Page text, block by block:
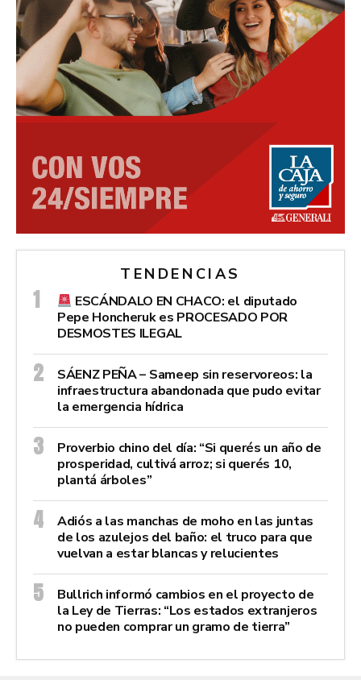
TENDENCIAS
ESCÁNDALO EN CHACO: el diputado
Pepe Honcheruk es PROCESADO POR
DESMOSTES ILEGAL
SÁENZ PEÑA – Sameep sin reservoreos: la
infraestructura abandonada que pudo evitar
la emergencia hídrica
Proverbio chino del día: “Si querés un año de
prosperidad, cultivá arroz; si querés 10,
plantá árboles”
Adiós a las manchas de moho en las juntas
de los azulejos del baño: el truco para que
vuelvan a estar blancas y relucientes
Bullrich informó cambios en el proyecto de
la Ley de Tierras: “Los estados extranjeros
no pueden comprar un gramo de tierra”